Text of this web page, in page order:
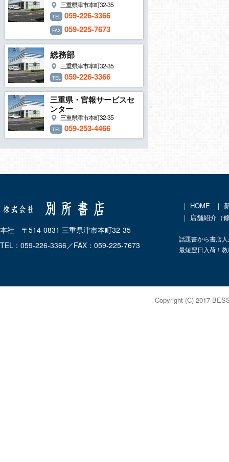
三重県津市本町32-35
TEL 059-226-3366
FAX 059-225-7673
総務部
三重県津市本町32-35
TEL 059-226-3366
三重県・官報サービスセ
ンター
三重県津市本町32-35
TEL 059-253-4466
本社 〒514-0831 三重県津市本町32-35
TEL：059-226-3366／FAX：059-225-7673
｜ HOME ｜
｜ 店舗紹介（
話題書から書店
最短翌日入荷！
Copyright (C) 2017